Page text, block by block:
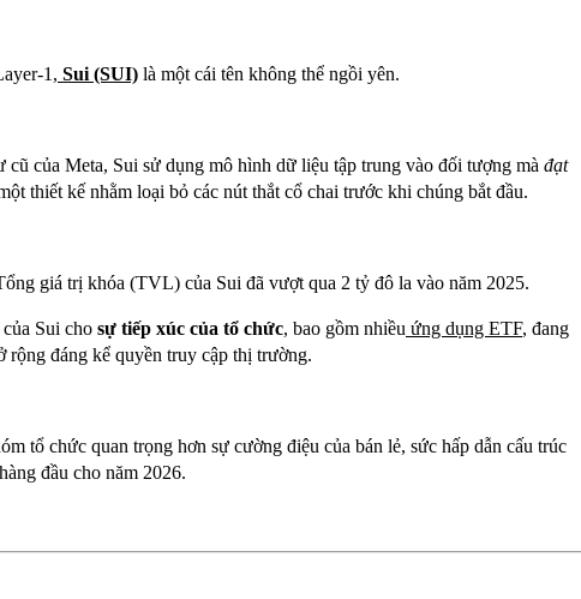
1, Sui (SUI) là một cái tên không thể ngồi yên.
cũ của Meta, Sui sử dụng mô hình dữ liệu tập trung vào đối tượng mà đạt
thiết kế nhằm loại bỏ các nút thắt cổ chai trước khi chúng bắt đầu.
giá trị khóa (TVL) của Sui đã vượt qua 2 tỷ đô la vào năm 2025.
Sui cho sự tiếp xúc của tổ chức, bao gồm nhiều ứng dụng ETF, đang
đáng kể quyền truy cập thị trường.
tổ chức quan trọng hơn sự cường điệu của bán lẻ, sức hấp dẫn cấu trúc
đầu cho năm 2026.